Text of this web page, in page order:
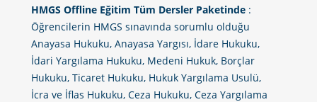
HMGS Offline Eğitim Tüm Dersler Paketinde :
Öğrencilerin HMGS sınavında sorumlu olduğu
Anayasa Hukuku, Anayasa Yargısı, İdare Hukuku,
İdari Yargılama Hukuku, Medeni Hukuk, Borçlar
Hukuku, Ticaret Hukuku, Hukuk Yargılama Usulü,
İcra ve İflas Hukuku, Ceza Hukuku, Ceza Yargılama